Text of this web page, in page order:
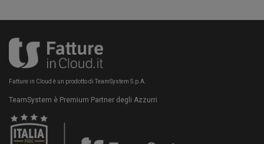
Fatture in Cloud è un prodotto di TeamSystem S.p.A.
TeamSystem è Premium Partner degli Azzurri